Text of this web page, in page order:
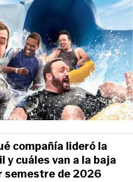
compañía lideró la
y cuáles van a la baja
semestre de 2026